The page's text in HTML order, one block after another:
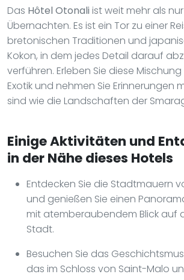
Das Hôtel Otonali ist weit mehr als
Übernachten. Es ist ein Tor zu einer
bretonischen Traditionen und
Kokon, in dem jedes Detail darauf
verführen. Erleben Sie diese
Exotik und nehmen Sie Erinnerungen
sind wie die Landschaften der
Einige Aktivitäten und
in der Nähe dieses Hotels
Entdecken Sie die Stadtmauern
und genießen Sie einen
mit atemberaubendem Blick auf
Stadt.
Besuchen Sie das
das im Schloss von Saint-Malo